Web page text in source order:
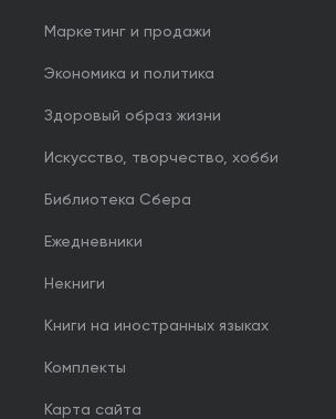
Маркетинг и продажи
Экономика и политика
Здоровый образ жизни
Искусство, творчество, хобби
Библиотека Сбера
Ежедневники
Некниги
Книги на иностранных языках
Комплекты
Карта сайта